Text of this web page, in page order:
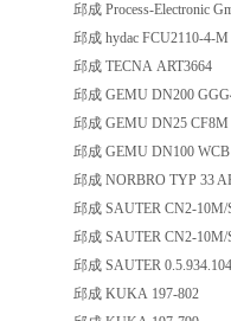
邱成 Process-Electronic
邱成 hydac FCU2110-4-M
邱成 TECNA ART3664
邱成 GEMU DN200
邱成 GEMU DN25 CF8M
邱成 GEMU DN100
邱成 NORBRO TYP 33
邱成 SAUTER CN2-10M/
邱成 SAUTER CN2-10M/
邱成 SAUTER
邱成 KUKA 197-802